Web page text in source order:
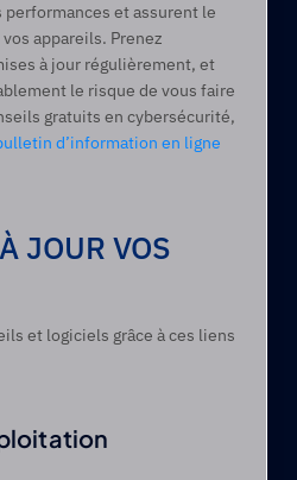
et assurent le
appareils. Prenez
à jour régulièrement, et
le risque de vous faire
gratuits en cybersécurité,
d’information en ligne
JOUR VOS
et logiciels grâce à ces liens